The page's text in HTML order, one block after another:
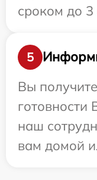
сроком до 3
5
Вы
готовности
наш
вам домой